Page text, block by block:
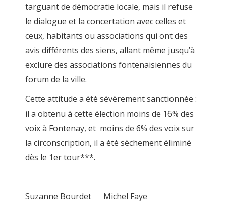
targuant de démocratie locale, mais il refuse
le dialogue et la concertation avec celles et
ceux, habitants ou associations qui ont des
avis différents des siens, allant même jusqu’à
exclure des associations fontenaisiennes du
forum de la ville.
Cette attitude a été sévèrement sanctionnée :
il a obtenu à cette élection moins de 16% des
voix à Fontenay, et moins de 6% des voix sur
la circonscription, il a été sèchement éliminé
dès le 1er tour***.
Suzanne Bourdet Michel Faye